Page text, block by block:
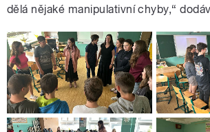
dělá nějaké manipulativní chyby,“